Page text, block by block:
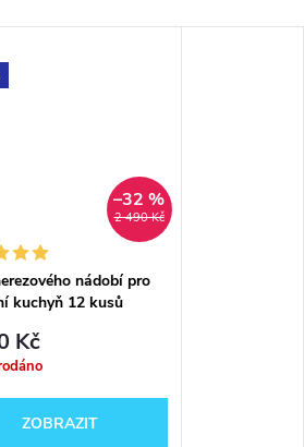
2 490 Kč
–32 %
nádobí pro
kuchyň 12 kusů
Kč
ZOBRAZIT